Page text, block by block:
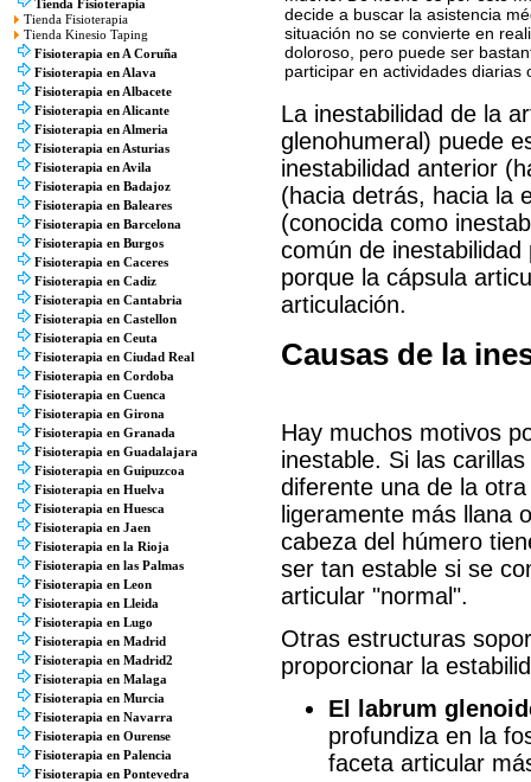
Tienda Fisioterapia
Tienda Fisioterapia
Tienda Kinesio Taping
Fisioterapia en A Coruña
Fisioterapia en Alava
Fisioterapia en Albacete
Fisioterapia en Alicante
Fisioterapia en Almeria
Fisioterapia en Asturias
Fisioterapia en Avila
Fisioterapia en Badajoz
Fisioterapia en Baleares
Fisioterapia en Barcelona
Fisioterapia en Burgos
Fisioterapia en Caceres
Fisioterapia en Cadiz
Fisioterapia en Cantabria
Fisioterapia en Castellon
Fisioterapia en Ceuta
Fisioterapia en Ciudad Real
Fisioterapia en Cordoba
Fisioterapia en Cuenca
Fisioterapia en Girona
Fisioterapia en Granada
Fisioterapia en Guadalajara
Fisioterapia en Guipuzcoa
Fisioterapia en Huelva
Fisioterapia en Huesca
Fisioterapia en Jaen
Fisioterapia en la Rioja
Fisioterapia en las Palmas
Fisioterapia en Leon
Fisioterapia en Lleida
Fisioterapia en Lugo
Fisioterapia en Madrid
Fisioterapia en Madrid2
Fisioterapia en Malaga
Fisioterapia en Murcia
Fisioterapia en Navarra
Fisioterapia en Ourense
Fisioterapia en Palencia
Fisioterapia en Pontevedra
decide a buscar la asistencia
situación no se convierte en
doloroso, pero puede ser
participar en actividades diarias
La inestabilidad de la
glenohumeral) puede
inestabilidad anterior
(hacia detrás, hacia la
(conocida como
común de
porque la cápsula
articulación.
Causas de la
Hay muchos motivos
inestable. Si las
diferente una de la
ligeramente más llana
cabeza del húmero
ser tan estable si se
articular "normal".
Otras estructuras
proporcionar la
El labrum
profundiza en la
faceta articular